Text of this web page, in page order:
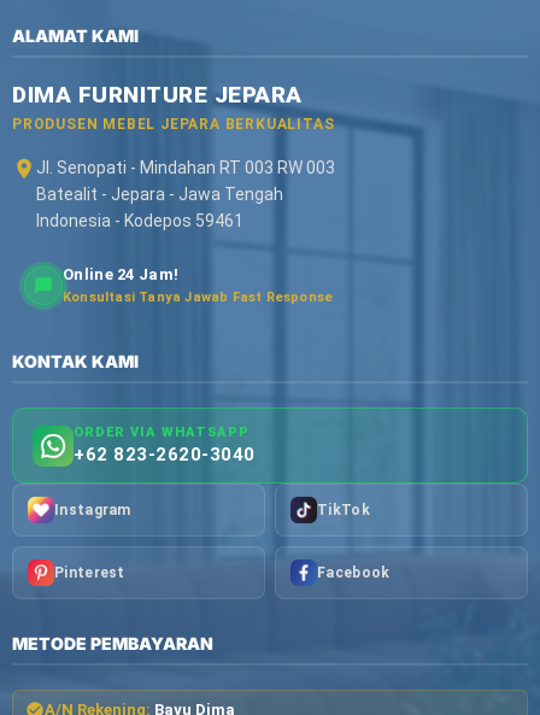
ALAMAT KAMI
DIMA FURNITURE JEPARA
PRODUSEN MEBEL JEPARA BERKUALITAS
Jl. Senopati - Mindahan RT 003 RW 003
Batealit - Jepara - Jawa Tengah
Indonesia - Kodepos 59461
Online 24 Jam!
Konsultasi Tanya Jawab Fast Response
KONTAK KAMI
ORDER VIA WHATSAPP
+62 823-2620-3040
Instagram TikTok
Pinterest Facebook
METODE PEMBAYARAN
A/N Rekening: Bayu Dima